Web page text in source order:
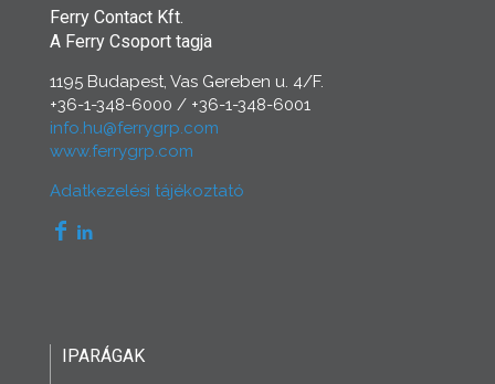
Ferry Contact Kft.
A Ferry Csoport tagja
1195 Budapest, Vas Gereben u. 4/F.
+36-1-348-6000 / +36-1-348-6001
info.hu@ferrygrp.com
www.ferrygrp.com
Adatkezelési tájékoztató
IPARÁGAK